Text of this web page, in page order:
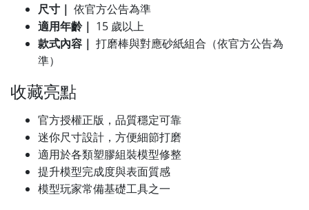
尺寸｜ 依官方公告為準
適用年齡｜ 15 歲以上
款式內容｜ 打磨棒與對應砂紙組合（依官方公告為
準）
收藏亮點
官方授權正版，品質穩定可靠
迷你尺寸設計，方便細節打磨
適用於各類塑膠組裝模型修整
提升模型完成度與表面質感
模型玩家常備基礎工具之一